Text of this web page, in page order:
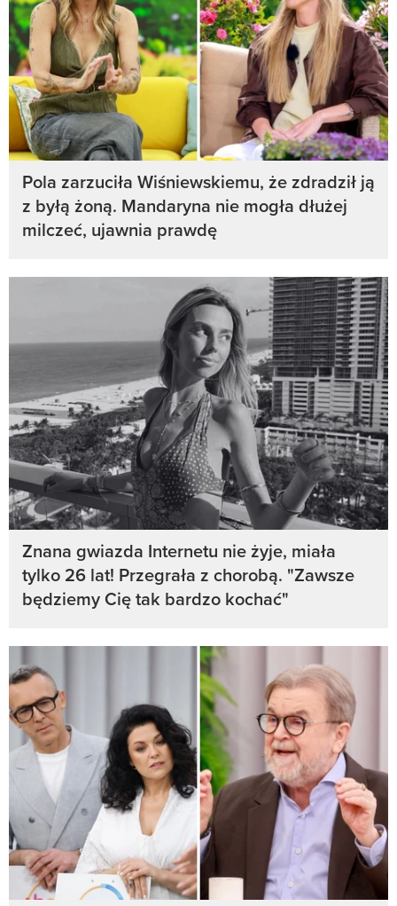
Pola zarzuciła Wiśniewskiemu, że zdradził ją
z byłą żoną. Mandaryna nie mogła dłużej
milczeć, ujawnia prawdę
Znana gwiazda Internetu nie żyje, miała
tylko 26 lat! Przegrała z chorobą. "Zawsze
będziemy Cię tak bardzo kochać"